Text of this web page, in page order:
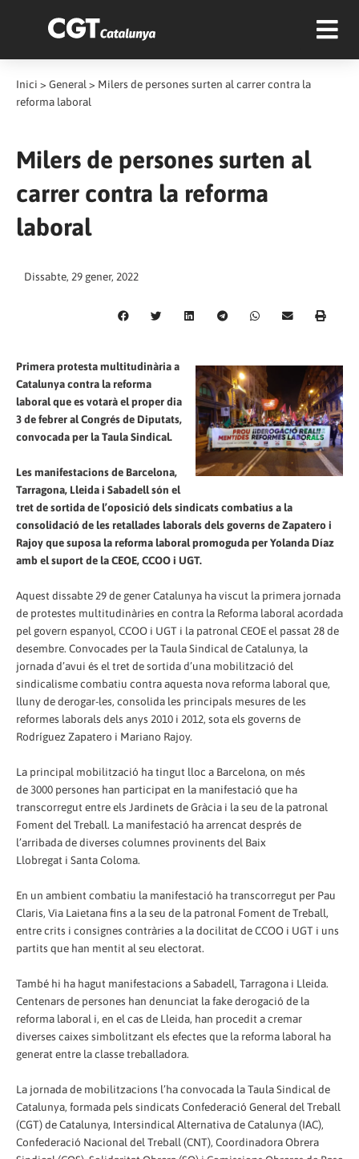
Inici > General > Milers de persones surten al carrer contra la
reforma laboral
Milers de persones surten al
carrer contra la reforma
laboral
Dissabte, 29 gener, 2022
Primera protesta multitudinària a
Catalunya contra la reforma
laboral que es votarà el proper dia
3 de febrer al Congrés de Diputats,
convocada per la Taula Sindical.
Les manifestacions de Barcelona,
Tarragona, Lleida i Sabadell són el
tret de sortida de l’oposició dels sindicats combatius a la
consolidació de les retallades laborals dels governs de Zapatero i
Rajoy que suposa la reforma laboral promoguda per Yolanda Díaz
amb el suport de la CEOE, CCOO i UGT.
Aquest dissabte 29 de gener Catalunya ha viscut la primera jornada
de protestes multitudinàries en contra la Reforma laboral acordada
pel govern espanyol, CCOO i UGT i la patronal CEOE el passat 28 de
desembre. Convocades per la Taula Sindical de Catalunya, la
jornada d’avui és el tret de sortida d’una mobilització del
sindicalisme combatiu contra aquesta nova reforma laboral que,
lluny de derogar-les, consolida les principals mesures de les
reformes laborals dels anys 2010 i 2012, sota els governs de
Rodríguez Zapatero i Mariano Rajoy.
La principal mobilització ha tingut lloc a Barcelona, on més
de 3000 persones han participat en la manifestació que ha
transcorregut entre els Jardinets de Gràcia i la seu de la patronal
Foment del Treball. La manifestació ha arrencat després de
l’arribada de diverses columnes provinents del Baix
Llobregat i Santa Coloma.
En un ambient combatiu la manifestació ha transcorregut per Pau
Claris, Via Laietana fins a la seu de la patronal Foment de Treball,
entre crits i consignes contràries a la docilitat de CCOO i UGT i uns
partits que han mentit al seu electorat.
També hi ha hagut manifestacions a Sabadell, Tarragona i Lleida.
Centenars de persones han denunciat la fake derogació de la
reforma laboral i, en el cas de Lleida, han procedit a cremar
diverses caixes simbolitzant els efectes que la reforma laboral ha
generat entre la classe treballadora.
La jornada de mobilitzacions l’ha convocada la Taula Sindical de
Catalunya, formada pels sindicats Confederació General del Treball
(CGT) de Catalunya, Intersindical Alternativa de Catalunya (IAC),
Confederació Nacional del Treball (CNT), Coordinadora Obrera